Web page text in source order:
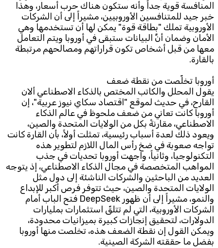
المنافسة قوية جداً وأنه ستكون هناك حرب أسعار، وهذا
خبر جيد للمتنافسين الأوروبيين، مشيراً إلى أن الشركات
الأوروبية تملك "بطاقة قوة" يمكن لها أن تستخدمها وهي
الأمان وضمان أنَّ البيانات ستبقى في أوروبا ويتم التعامل
معها من قبل أشخاص تكون قراراتهم ومصالحهم مرتبطة
بالقارة.
أوروبا تخلّصت من نقطة ضعف
يقول المحلل والكاتب المختص بالذكاء الاصطناعي ألان
القارح، في حديث لموقع "اقتصاد سكاي نيوز عربية"، إن
أوروبا كانت تعاني من ضعف ملحوظ في عالم الذكاء
الاصطناعي، مقارنةً بكل من الولايات المتحدة والصين،
ويعود ذلك لعدة أسباب رئيسية، تمثلت أولاً، بأن القارة كانت
تواجه صعوبة في ضخ رأس المال اللازم لتطوير هذه
التكنولوجيا، وثانياً، واجهت أوروبا تحديات في جذب
المواهب المتخصصة في مجال الذكاء الاصطناعي، إذ يتوجه
العديد من الباحثين والشركات الناشئة إلى دول مثل
الولايات المتحدة والصين، حيث تتوفر فرص أكبر للإبداع
والنمو، مشيراً إلى أن ظهور DeepSeek فتح الباب أمام
الشركات الأوروبية، التي لم تتلقّ استثمارات بمليارات
الدولارات، لتحقيق إنجازات كبيرة بميزانيات محدودة،
ويمكن القول إن نقطة الضعف هذه، تخلصت منها أوروبا
بفضل ما حققته الشركة الصينية.